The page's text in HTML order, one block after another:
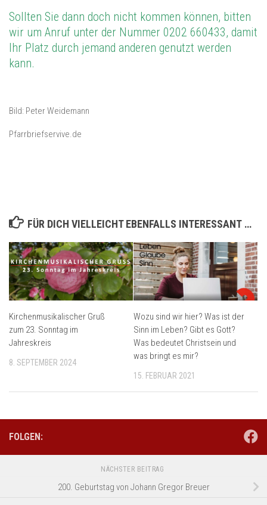
Sollten Sie dann doch nicht kommen können, bitten
wir um Anruf unter der Nummer 0202 660433, damit
Ihr Platz durch jemand anderen genutzt werden
kann.
Bild: Peter Weidemann
Pfarrbriefservive.de
FÜR DICH VIELLEICHT EBENFALLS INTERESSANT …
Kirchenmusikalischer Gruß
zum 23. Sonntag im
Jahreskreis
8. SEPTEMBER 2024
Wozu sind wir hier? Was ist der
Sinn im Leben? Gibt es Gott?
Was bedeutet Christsein und
was bringt es mir?
15. FEBRUAR 2021
FOLGEN:
NÄCHSTER BEITRAG
200. Geburtstag von Johann Gregor Breuer